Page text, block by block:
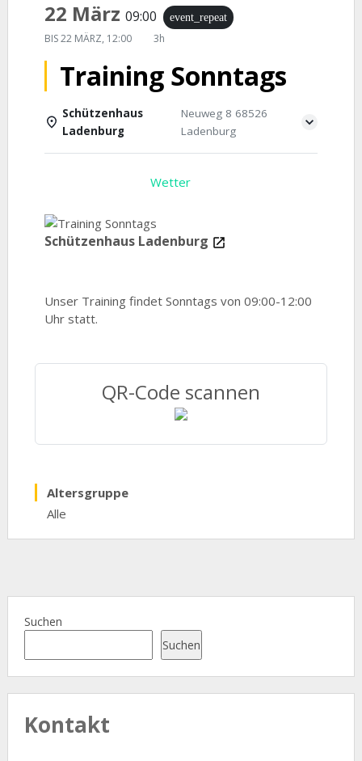
22 März 09:00 event_repeat
BIS22 MÄRZ, 12:00 3h
Training Sonntags
Schützenhaus
Ladenburg
Neuweg 8 68526
Ladenburg
Wetter
Schützenhaus Ladenburg
Unser Training findet Sonntags von 09:00-12:00
Uhr statt.
QR-Code scannen
Altersgruppe
Alle
Suchen
Suchen
Kontakt